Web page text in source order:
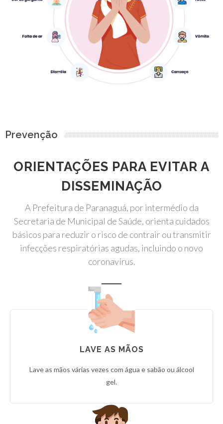
Prevenção
ORIENTAÇÕES PARA EVITAR A
DISSEMINAÇÃO
A Prefeitura de Paranaguá, por intermédio da
Secretaria de Municipal de Saúde, orienta cuidados
básicos para reduzir o risco de contrair ou transmitir
infecções respiratórias agudas, incluindo o novo
coronavírus.
LAVE AS MÃOS
Lave as mãos várias vezes com água e sabão ou álcool
gel.